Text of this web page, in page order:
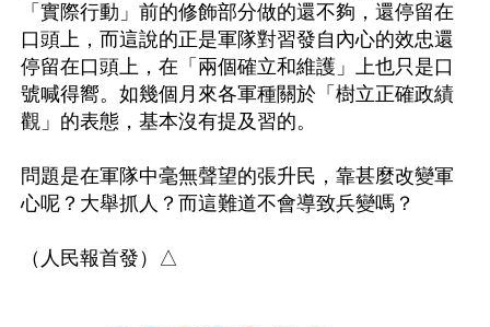
「實際行動」前的修飾部分做的還不夠，還停留在
口頭上，而這說的正是軍隊對習發自內心的效忠還
停留在口頭上，在「兩個確立和維護」上也只是口
號喊得嚮。如幾個月來各軍種關於「樹立正確政績
觀」的表態，基本沒有提及習的。
問題是在軍隊中毫無聲望的張升民，靠甚麼改變軍
心呢？大舉抓人？而這難道不會導致兵變嗎？